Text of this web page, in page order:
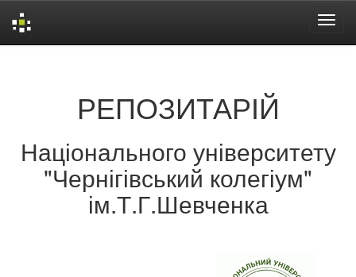
РЕПОЗИТАРІЙ
Національного університету
"Чернігівський колегіум"
ім.Т.Г.Шевченка